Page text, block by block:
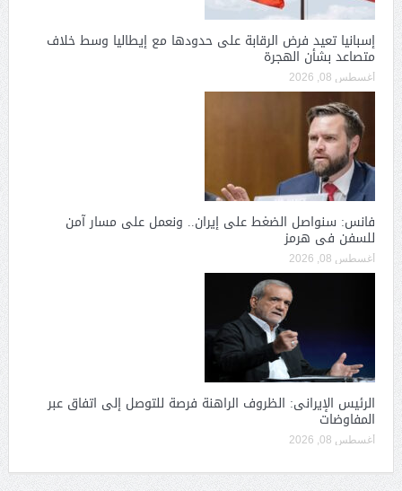
إسبانيا تعيد فرض الرقابة على حدودها مع إيطاليا وسط خلاف
متصاعد بشأن الهجرة
أغسطس 08, 2026
فانس: سنواصل الضغط على إيران.. ونعمل على مسار آمن
للسفن فى هرمز
أغسطس 08, 2026
الرئيس الإيرانى: الظروف الراهنة فرصة للتوصل إلى اتفاق عبر
المفاوضات
أغسطس 08, 2026